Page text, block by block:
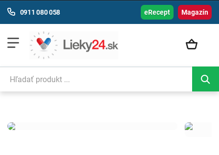
Magazín
0911 080 058 eRecept